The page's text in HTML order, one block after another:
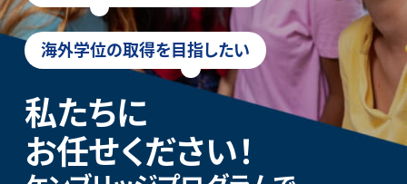
海外学位の取得を目指したい
私たちに
お任せください！